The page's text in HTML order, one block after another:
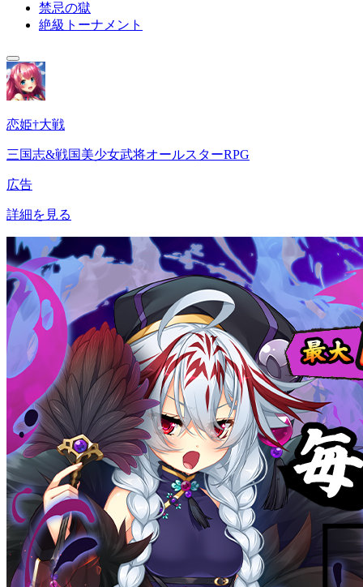
禁忌の獄
絶級トーナメント
恋姫†大戦
三国志&戦国美少女武将オールスターRPG
広告
詳細を見る